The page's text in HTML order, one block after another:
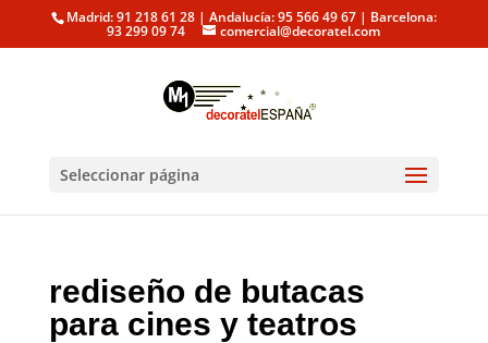
Madrid: 91 218 61 28 | Andalucía: 95 566 49 67 | Barcelona:
93 299 09 74 comercial@decoratel.com
Seleccionar página
rediseño de butacas
para cines y teatros